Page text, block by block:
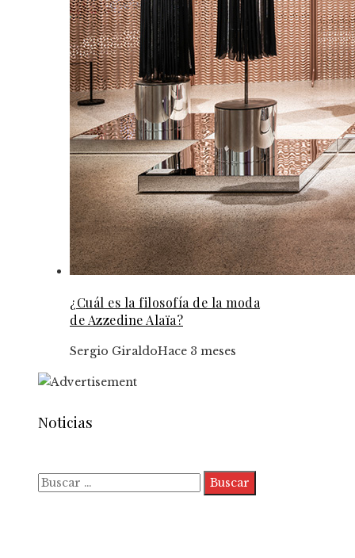
¿Cuál es la filosofía de la moda
de Azzedine Alaïa?
Sergio GiraldoHace 3 meses
Noticias
Buscar: